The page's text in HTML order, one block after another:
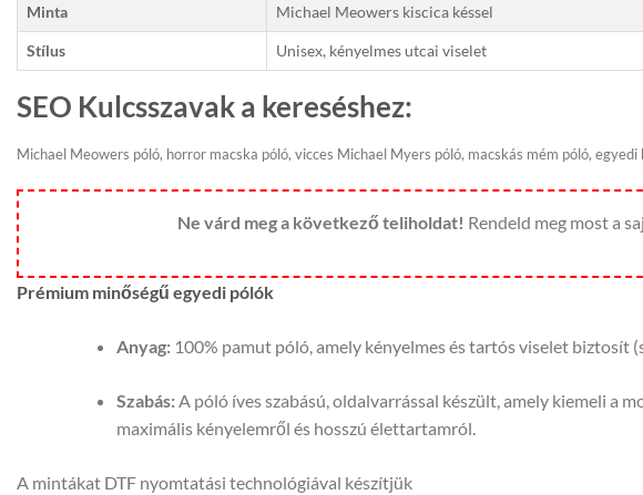
Minta Michael Meowers kiscica késsel
Stílus Unisex, kényelmes utcai viselet
SEO Kulcsszavak a kereséshez:
Michael Meowers póló, horror macska póló, vicces Michael Myers póló, macskás mém póló,
Ne várd meg a következő teliholdat! Rendeld meg most a
Prémium minőségű egyedi pólók
Anyag:100% pamut póló, amely kényelmes és tartós viselet biztosít
Szabás:A póló íves szabású, oldalvarrással készült, amely kiemeli a
maximális kényelemről és hosszú élettartamról.
A mintákat DTF nyomtatási technológiával készítjük